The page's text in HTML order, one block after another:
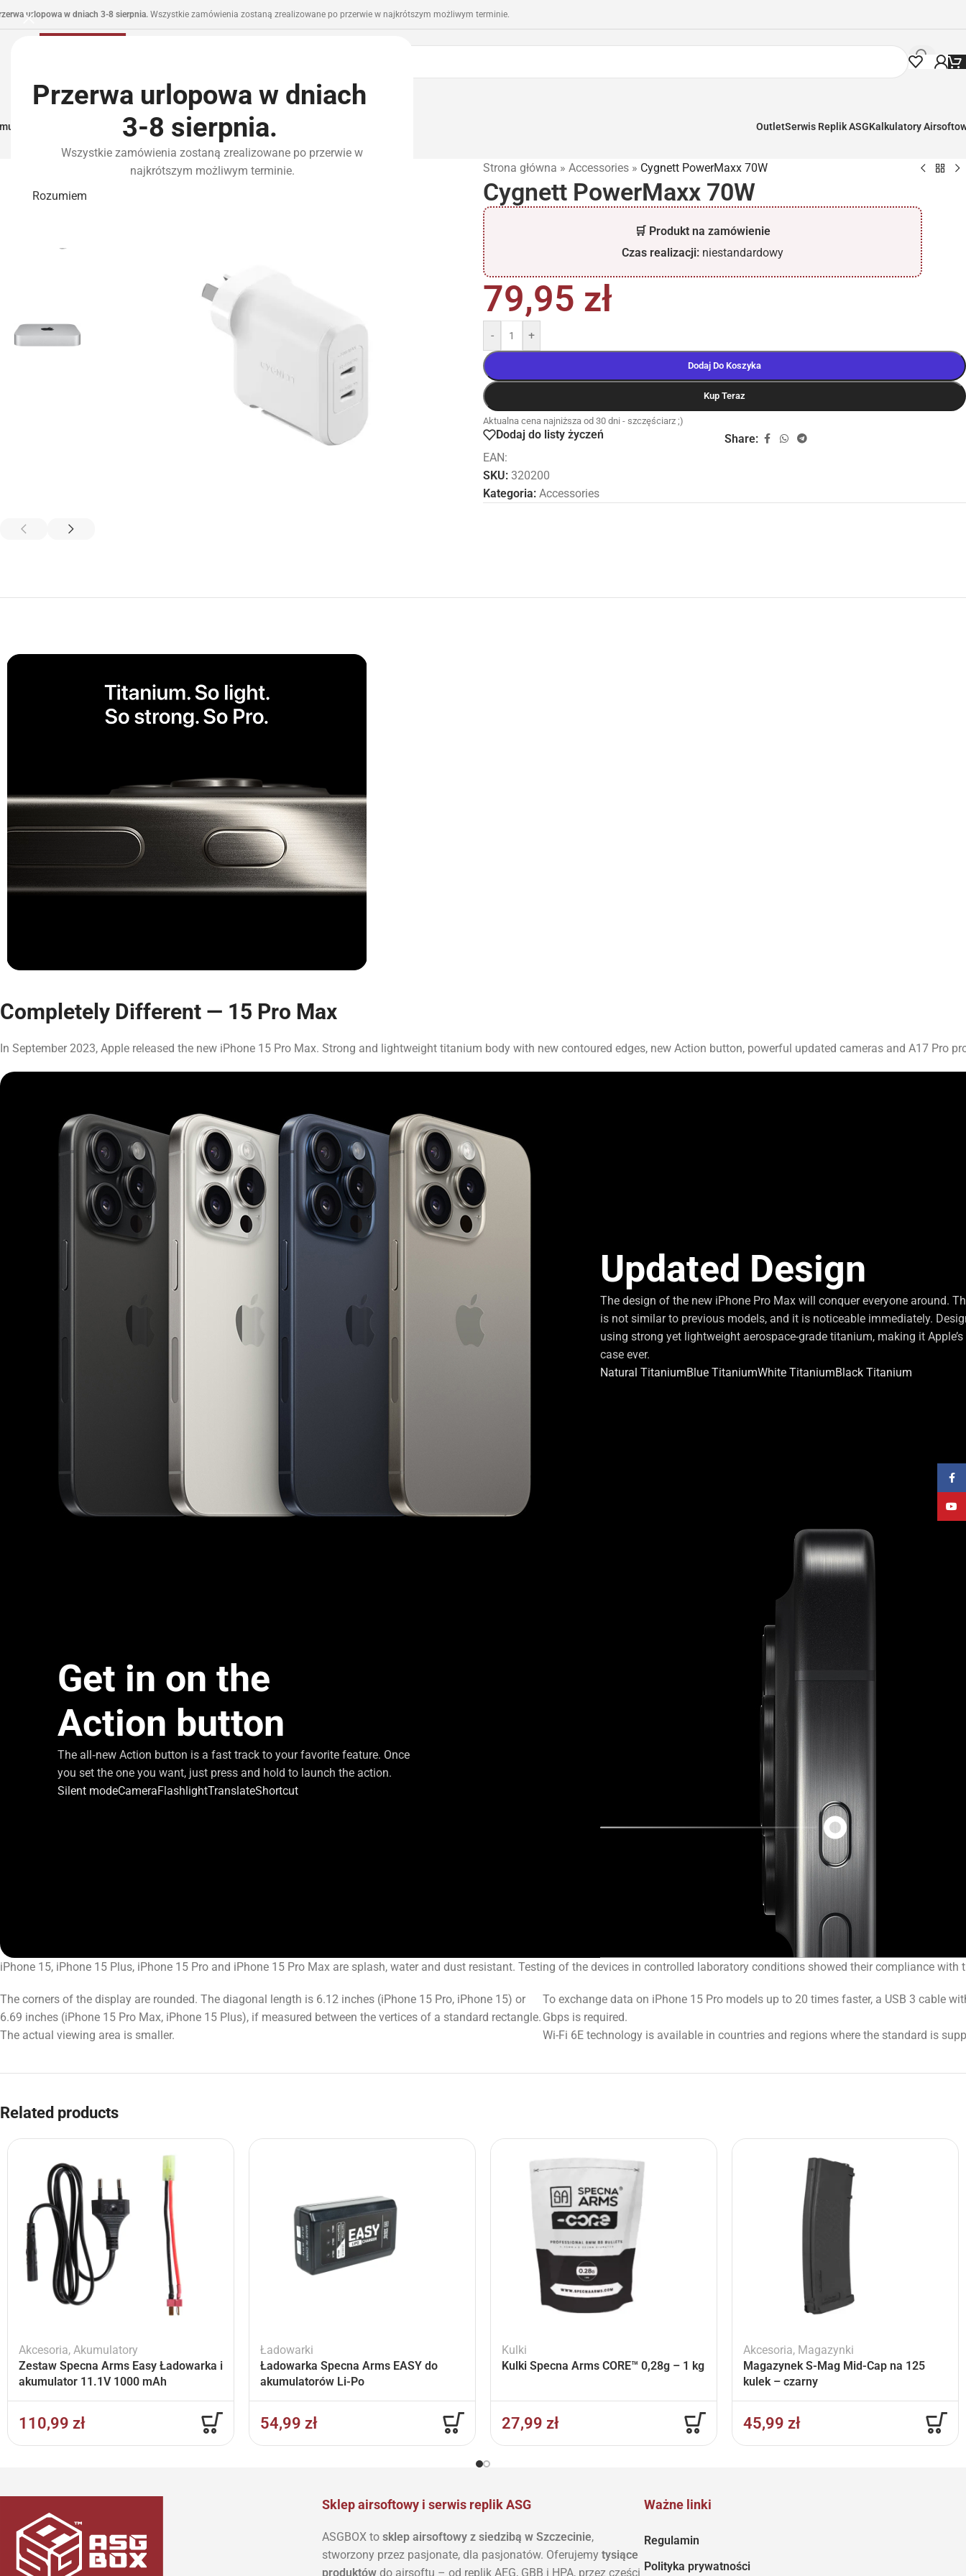
Przerwa urlopowa w dniach
3-8 sierpnia.
Wszystkie zamówienia zostaną zrealizowane po przerwie w
najkrótszym możliwym terminie.
Rozumiem
urlopowa w dniach 3-8 sierpnia. Wszystkie zamówienia zostaną zrealizowane po przerwie w najkrótszym możliwym terminie.
I Zasilanie Części I Tuning HPAWyposażenie Taktyczne OutletSerwis Replik ASGKalkulatory
Strona główna » Accessories » Cygnett PowerMaxx 70W
Cygnett PowerMaxx 70W
🛒 Produkt na zamówienie
Czas realizacji: niestandardowy
79,95 zł
- +
Dodaj Do Koszyka
Kup Teraz
Aktualna cena najniższa od 30 dni - szczęściarz ;)
Dodaj do listy życzeń
Share:
EAN:
SKU: 320200
Kategoria: Accessories
Completely Different — 15 Pro Max
In September 2023, Apple released the new iPhone 15 Pro Max. Strong and lightweight titanium body with new contoured edges, new Action button, powerful updated cameras and A17
Updated Design
The design of the new iPhone Pro Max will conquer everyone around.
is not similar to previous models, and it is noticeable immediately.
using strong yet lightweight aerospace-grade titanium, making it
case ever.
Natural TitaniumBlue TitaniumWhite TitaniumBlack Titanium
Get in on the
Action button
The all‑new Action button is a fast track to your favorite feature. Once
you set the one you want, just press and hold to launch the action.
Silent modeCameraFlashlightTranslateShortcut
iPhone 15, iPhone 15 Plus, iPhone 15 Pro and iPhone 15 Pro Max are splash, water and dust resistant. Testing of the devices in controlled laboratory conditions showed their compliance
The corners of the display are rounded. The diagonal length is 6.12 inches (iPhone 15 Pro, iPhone 15) or
6.69 inches (iPhone 15 Pro Max, iPhone 15 Plus), if measured between the vertices of a standard rectangle.
The actual viewing area is smaller.
To exchange data on iPhone 15 Pro models up to 20 times faster, a USB 3 cable
Gbps is required.
Wi-Fi 6E technology is available in countries and regions where the standard is
Related products
Akcesoria, Akumulatory
Zestaw Specna Arms Easy Ładowarka i
akumulator 11.1V 1000 mAh
110,99 zł
Ładowarki
Ładowarka Specna Arms EASY do
akumulatorów Li-Po
54,99 zł
Kulki
Kulki Specna Arms CORE™ 0,28g – 1 kg
27,99 zł
Akcesoria, Magazynki
Magazynek S-Mag Mid-Cap na 125
kulek – czarny
45,99 zł
Sklep airsoftowy i serwis replik ASG
ASGBOX to sklep airsoftowy z siedzibą w Szczecinie,
stworzony przez pasjonate, dla pasjonatów. Oferujemy tysiące
produktów do airsoftu – od replik AEG, GBB i HPA, przez części
Ważne linki
Regulamin
Polityka prywatności